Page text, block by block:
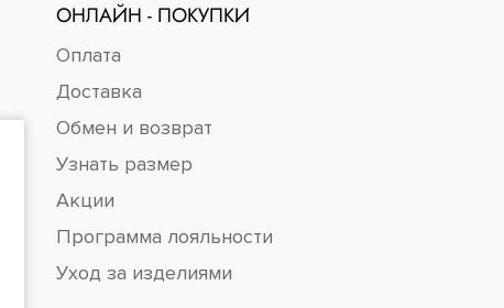
ОНЛАЙН - ПОКУПКИ
Оплата
Доставка
Обмен и возврат
Узнать размер
Акции
Программа лояльности
Уход за изделиями